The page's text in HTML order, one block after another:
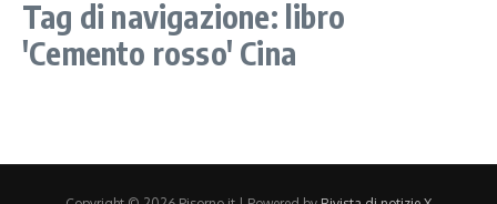
Tag di navigazione: libro
'Cemento rosso' Cina